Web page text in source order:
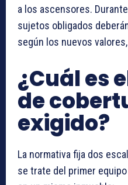
a los ascensores.
sujetos obligados
según los nuevos
¿Cuál es
de
exigido?
La normativa fija dos
se trate del primer